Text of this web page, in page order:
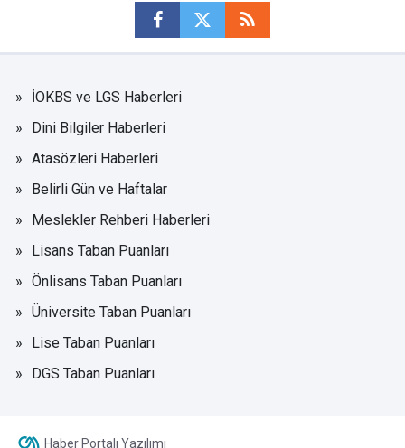
İOKBS ve LGS Haberleri
Dini Bilgiler Haberleri
Atasözleri Haberleri
Belirli Gün ve Haftalar
Meslekler Rehberi Haberleri
Lisans Taban Puanları
Önlisans Taban Puanları
Üniversite Taban Puanları
Lise Taban Puanları
DGS Taban Puanları
Haber Portalı Yazılımı